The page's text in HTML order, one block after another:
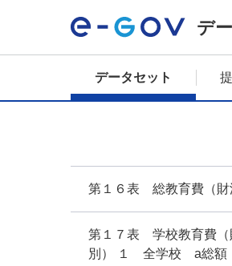
デ
データセット
第１６表 総教育費（財
第１７表 学校教育費（
別） １ 全学校 a総額